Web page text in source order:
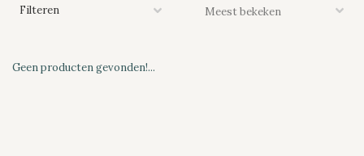
Filteren
Geen producten gevonden!...